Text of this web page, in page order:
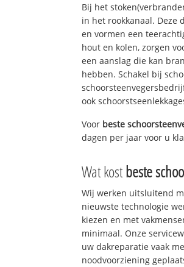
Bij het
in het rookkanaal. Deze
en vormen een
hout en kolen, zorgen
een aanslag die kan
hebben. Schakel bij
ook
Voor beste
dagen per jaar voor u
Wat kostbeste
Wij werken uitsluitend
nieuwste technologie
kiezen en met
minimaal. Onze
uw dakreparatie vaak
noodvoorziening